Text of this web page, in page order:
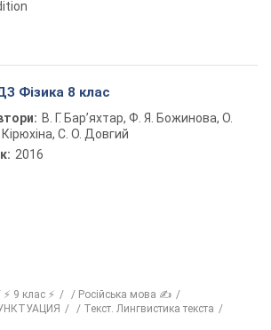
Фізика 8 клас
В. Г. Бар’яхтар, Ф. Я. Божинова, О.
С. О. Довгий
2016
⚡ 9 клас ⚡
Російська мова ✍
Текст. Лингвистика текста